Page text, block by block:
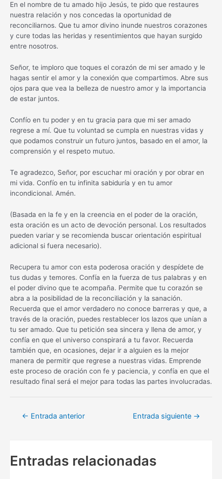
En el nombre de tu amado hijo Jesús, te pido que restaures
nuestra relación y nos concedas la oportunidad de
reconciliarnos. Que tu amor divino inunde nuestros corazones
y cure todas las heridas y resentimientos que hayan surgido
entre nosotros.
Señor, te imploro que toques el corazón de mi ser amado y le
hagas sentir el amor y la conexión que compartimos. Abre sus
ojos para que vea la belleza de nuestro amor y la importancia
de estar juntos.
Confío en tu poder y en tu gracia para que mi ser amado
regrese a mí. Que tu voluntad se cumpla en nuestras vidas y
que podamos construir un futuro juntos, basado en el amor, la
comprensión y el respeto mutuo.
Te agradezco, Señor, por escuchar mi oración y por obrar en
mi vida. Confío en tu infinita sabiduría y en tu amor
incondicional. Amén.
(Basada en la fe y en la creencia en el poder de la oración,
esta oración es un acto de devoción personal. Los resultados
pueden variar y se recomienda buscar orientación espiritual
adicional si fuera necesario).
Recupera tu amor con esta poderosa oración y despídete de
tus dudas y temores. Confía en la fuerza de tus palabras y en
el poder divino que te acompaña. Permite que tu corazón se
abra a la posibilidad de la reconciliación y la sanación.
Recuerda que el amor verdadero no conoce barreras y que, a
través de la oración, puedes restablecer los lazos que unían a
tu ser amado. Que tu petición sea sincera y llena de amor, y
confía en que el universo conspirará a tu favor. Recuerda
también que, en ocasiones, dejar ir a alguien es la mejor
manera de permitir que regrese a nuestras vidas. Emprende
este proceso de oración con fe y paciencia, y confía en que el
resultado final será el mejor para todas las partes involucradas.
Navegación
← Entrada anterior Entrada siguiente →
Entradas relacionadas